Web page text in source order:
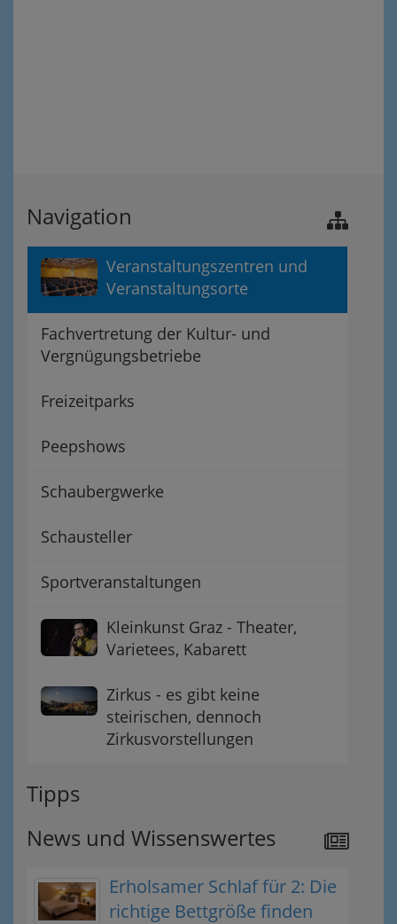
Navigation
Veranstaltungszentren und
Veranstaltungsorte
Fachvertretung der Kultur- und
Vergnügungsbetriebe
Freizeitparks
Peepshows
Schaubergwerke
Schausteller
Sportveranstaltungen
Kleinkunst Graz - Theater,
Varietees, Kabarett
Zirkus - es gibt keine
steirischen, dennoch
Zirkusvorstellungen
Tipps
News und Wissenswertes
Erholsamer Schlaf für 2: Die
richtige Bettgröße finden